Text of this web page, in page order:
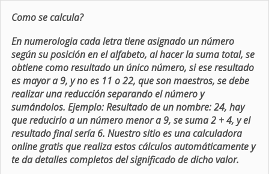
Como se calcula?
En numerologia cada letra tiene asignado un número
según su posición en el alfabeto, al hacer la suma total, se
obtiene como resultado un único número, si ese resultado
es mayor a 9, y no es 11 o 22, que son maestros, se debe
realizar una reducción separando el número y
sumándolos. Ejemplo: Resultado de un nombre: 24, hay
que reducirlo a un número menor a 9, se suma 2 + 4, y el
resultado final sería 6. Nuestro sitio es una calculadora
online gratis que realiza estos cálculos automáticamente y
te da detalles completos del significado de dicho valor.